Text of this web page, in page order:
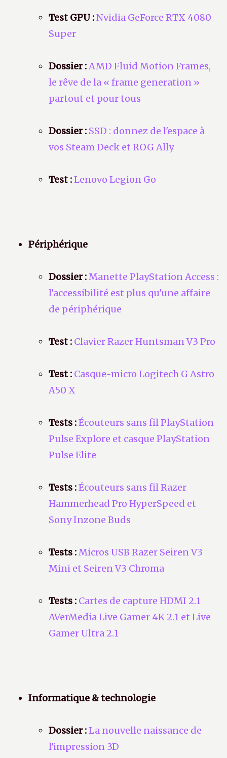
Test GPU :Nvidia GeForce RTX 4080
Super
Dossier :AMD Fluid Motion Frames,
le rêve de la « frame generation »
partout et pour tous
Dossier : SSD : donnez de l'espace à
vos Steam Deck et ROG Ally
Test :Lenovo Legion Go
Périphérique
Dossier :Manette PlayStation Access :
l'accessibilité est plus qu'une affaire
de périphérique
Test : Clavier Razer Huntsman V3 Pro
Test : Casque-micro Logitech G Astro
A50 X
Tests :Écouteurs sans fil PlayStation
Pulse Explore et casque PlayStation
Pulse Elite
Tests :Écouteurs sans fil Razer
Hammerhead Pro HyperSpeed et
Sony Inzone Buds
Tests :Micros USB Razer Seiren V3
Mini et Seiren V3 Chroma
Tests : Cartes de capture HDMI 2.1
AVerMedia Live Gamer 4K 2.1 et Live
Gamer Ultra 2.1
Informatique & technologie
Dossier :La nouvelle naissance de
l'impression 3D